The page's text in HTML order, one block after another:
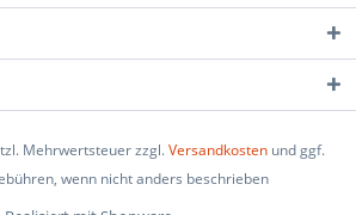
Mehrwertsteuer zzgl.Versandkosten und ggf.
wenn nicht anders beschrieben